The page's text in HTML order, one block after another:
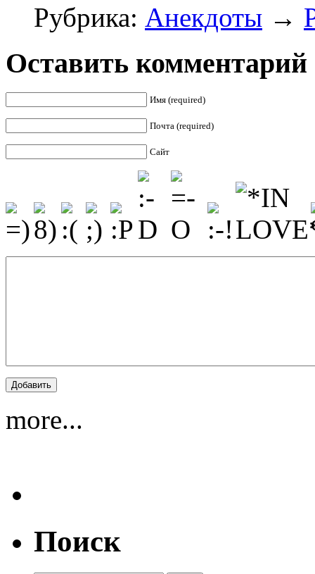
Рубрика: Анекдоты →
Оставить комментарий
Имя (required)
Почта (required)
Сайт
more...
Поиск